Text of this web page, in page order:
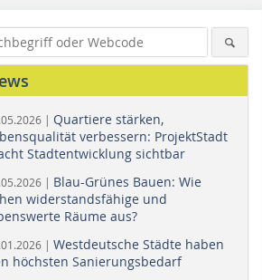
| Quartiere stärken,
verbessern: ProjektStadt
Stadtentwicklung sichtbar
| Blau-Grünes Bauen: Wie
widerstandsfähige und
Räume aus?
| Westdeutsche Städte haben
höchsten Sanierungsbedarf